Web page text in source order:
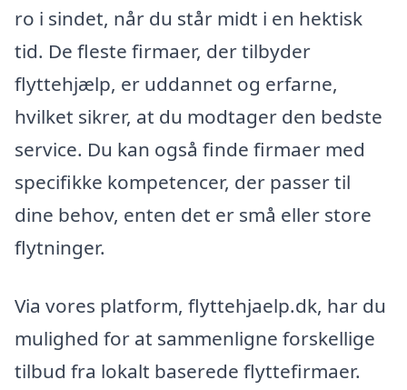
ro i sindet, når du står midt i en hektisk
tid. De fleste firmaer, der tilbyder
flyttehjælp, er uddannet og erfarne,
hvilket sikrer, at du modtager den bedste
service. Du kan også finde firmaer med
specifikke kompetencer, der passer til
dine behov, enten det er små eller store
flytninger.
Via vores platform, flyttehjaelp.dk, har du
mulighed for at sammenligne forskellige
tilbud fra lokalt baserede flyttefirmaer.